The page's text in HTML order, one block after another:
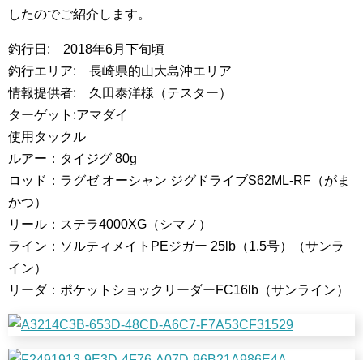
したのでご紹介します。
釣行日: 2018年6月下旬頃
釣行エリア: 長崎県的山大島沖エリア
情報提供者: 久田泰洋様（テスター）
ターゲット:アマダイ
使用タックル
ルアー：タイジグ 80g
ロッド：ラグゼ オーシャン ジグドライブS62ML-RF（がま
かつ）
リール：ステラ4000XG（シマノ）
ライン：ソルティメイトPEジガー 25lb（1.5号）（サンラ
イン）
リーダ：ポケットショックリーダーFC16lb（サンライン）